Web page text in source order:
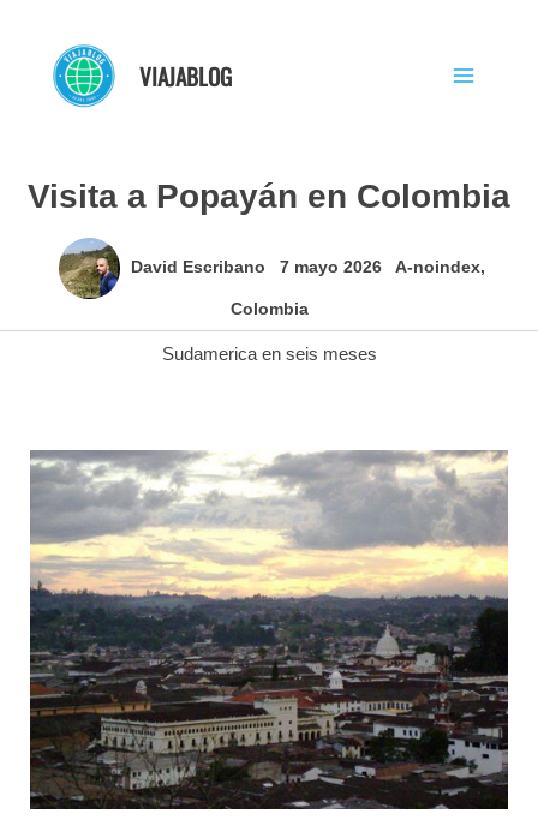
contenido
VIAJABLOG
Visita a Popayán en Colombia
David Escribano 7 mayo 2026 A-noindex,
Colombia
Sudamerica en seis meses